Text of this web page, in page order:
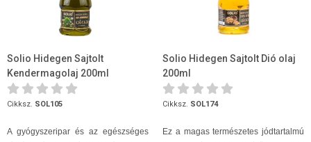
Solio Hidegen Sajtolt
Kendermagolaj 200ml
Cikksz. SOL105
A gyógyszeripar és az egészséges
Solio Hidegen Sajtolt Dió olaj
200ml
Cikksz. SOL174
Ez a magas természetes jódtartalmú